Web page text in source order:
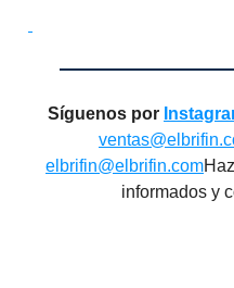
Síguenos por
elbrifin@elbrifin.com
informados y